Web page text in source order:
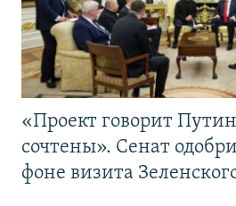
«Проект говорит
сочтены». Сенат
фоне визита